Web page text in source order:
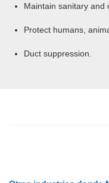
Maintain sanitary and
Protect humans,
Duct suppression.